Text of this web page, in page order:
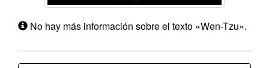
No hay más información sobre el texto «Wen-Tzu».